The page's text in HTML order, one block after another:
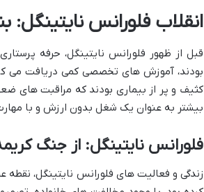
انقلاب فلورانس نایتینگل:
قبل از ظهور فلورانس نایتینگل، حرفه
بودند، آموزش های تخصصی کمی دریافت می
کثیف و پر از بیماری بودند که مراقبت های
بیشتر به عنوان یک شغل بدون ارزش و با
فلورانس نایتینگل: از جنگ
زندگی و فعالیت های فلورانس نایتینگل،